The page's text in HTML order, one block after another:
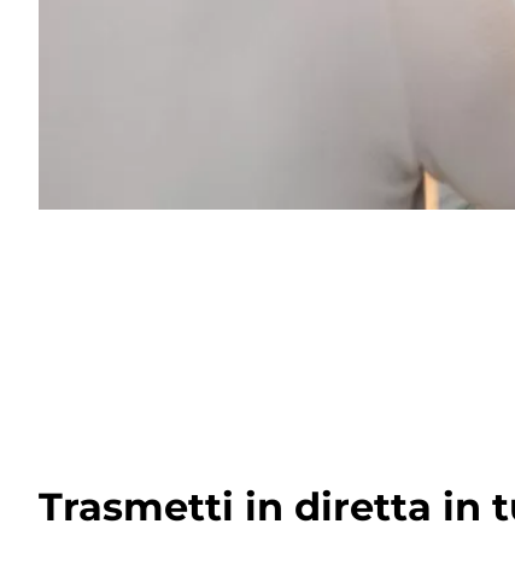
Trasmetti in diretta in